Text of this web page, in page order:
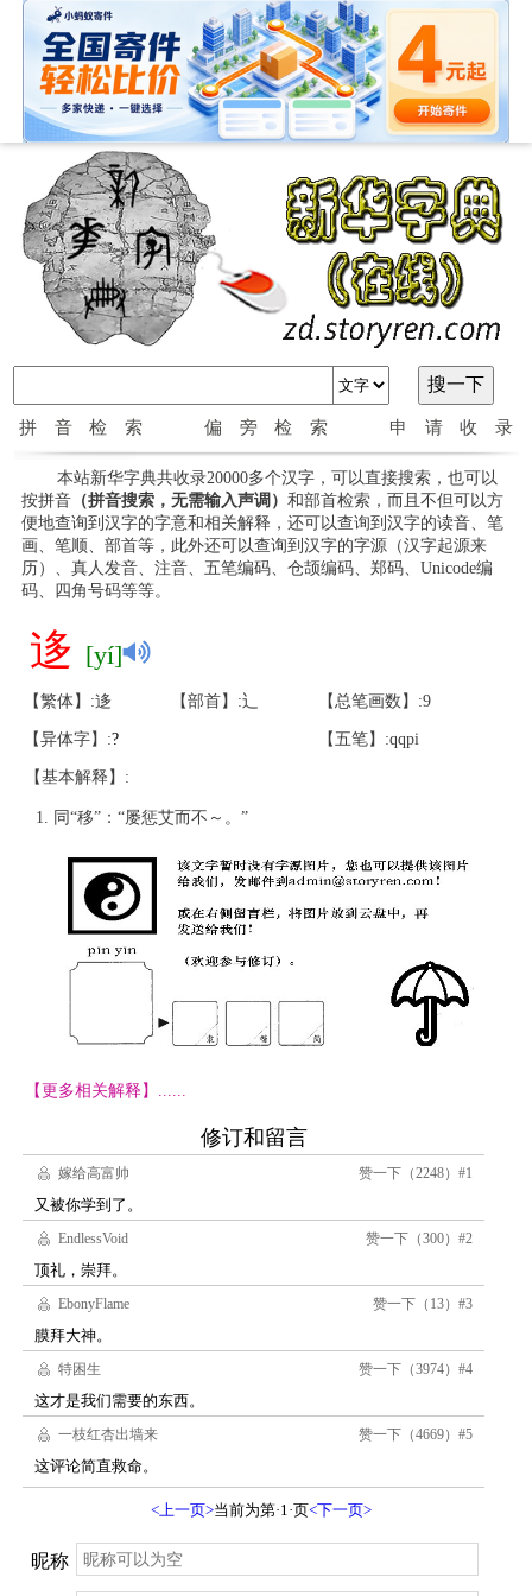
拼音检索 偏旁检索 申请收录
本站新华字典共收录20000多个汉字，可以直接搜索，也可以
按拼音（拼音搜索，无需输入声调） 和部首检索，而且不但可以方
便地查询到汉字的字意和相关解释，还可以查询到汉字的读音、笔
画、笔顺、部首等，此外还可以查询到汉字的字源（汉字起源来
历）、真人发音、注音、五笔编码、仓颉编码、郑码、Unicode编
码、四角号码等等。
迻 [yí]
【繁体】:迻 【部首】:辶 【总笔画数】:9
【异体字】:? 【五笔】:qqpi
【基本解释】:
同“移”：“屡惩艾而不～。”
【更多相关解释】......